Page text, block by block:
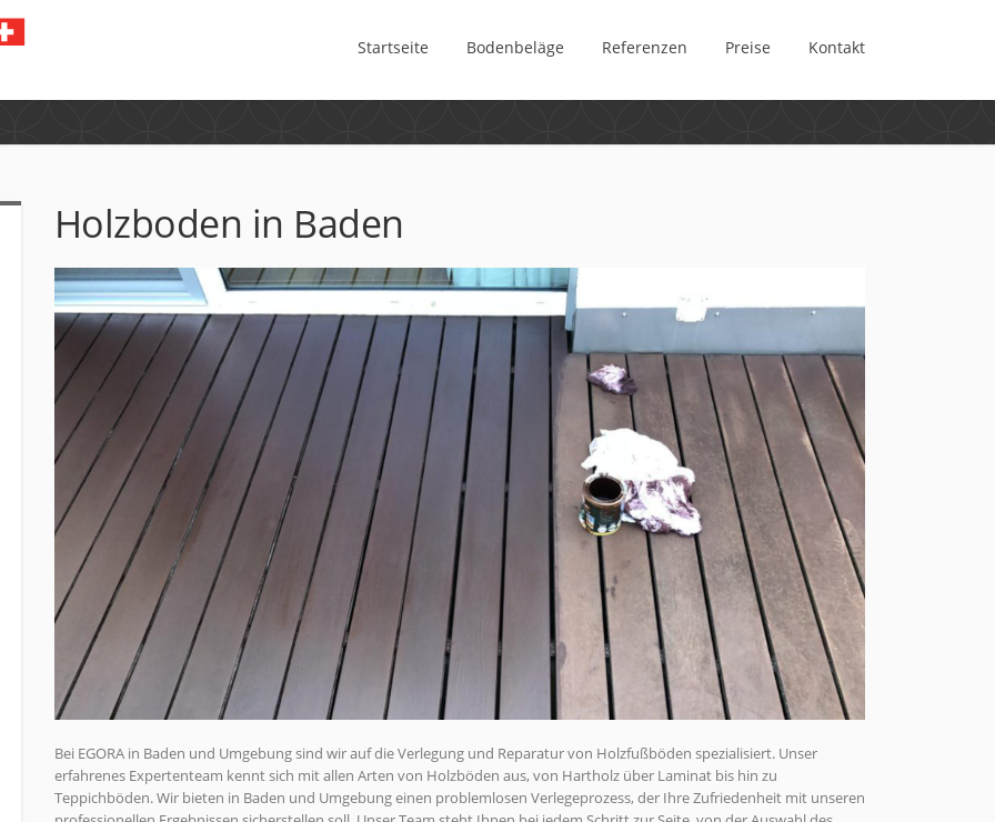
Startseite Bodenbeläge Referenzen Preise Kontakt
Holzboden in Baden
Bei EGORA in Baden und Umgebung sind wir auf die Verlegung und Reparatur von Holzfußböden spezialisiert. Unser
erfahrenes Expertenteam kennt sich mit allen Arten von Holzböden aus, von Hartholz über Laminat bis hin zu
Teppichböden. Wir bieten in Baden und Umgebung einen problemlosen Verlegeprozess, der Ihre Zufriedenheit mit unseren